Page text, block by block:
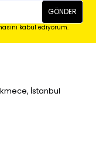
GÖNDER
kabul ediyorum.
İstanbul